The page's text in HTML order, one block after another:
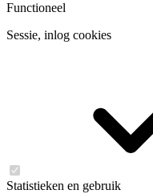
Functioneel
Sessie, inlog cookies
Statistieken en gebruik